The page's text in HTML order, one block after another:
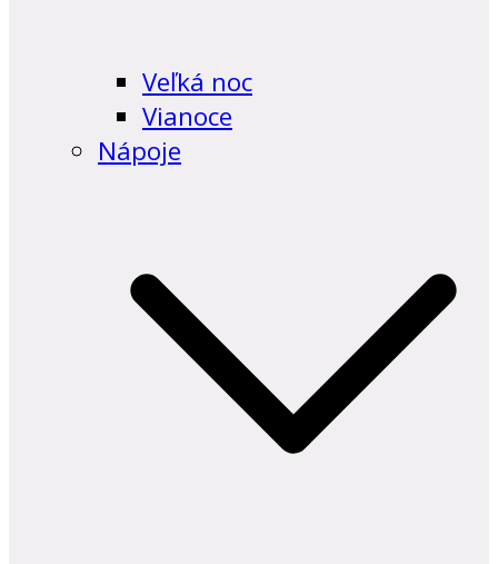
Veľká noc
Vianoce
Nápoje